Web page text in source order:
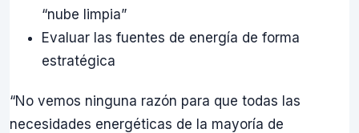
“nube limpia”
Evaluar las fuentes de energía de forma
estratégica
“No vemos ninguna razón para que todas las
necesidades energéticas de la mayoría de